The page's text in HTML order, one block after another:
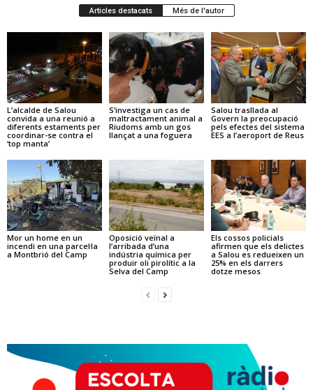
Articles destacats Més de l'autor
L’alcalde de Salou
convida a una reunió a
diferents estaments per
coordinar-se contra el
‘top manta’
S’investiga un cas de
maltractament animal a
Riudoms amb un gos
llançat a una foguera
Salou trasllada al
Govern la preocupació
pels efectes del sistema
EES a l’aeroport de Reus
Mor un home en un
incendi en una parcel·la
a Montbrió del Camp
Oposició veïnal a
l’arribada d’una
indústria química per
produir oli pirolític a la
Selva del Camp
Els cossos policials
afirmen que els delictes
a Salou es redueixen un
25% en els darrers
dotze mesos